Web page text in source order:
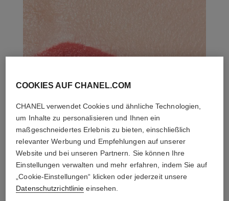
COOKIES AUF CHANEL.COM
CHANEL verwendet Cookies und ähnliche Technologien,
um Inhalte zu personalisieren und Ihnen ein
maßgeschneidertes Erlebnis zu bieten, einschließlich
relevanter Werbung und Empfehlungen auf unserer
Website und bei unseren Partnern. Sie können Ihre
Einstellungen verwalten und mehr erfahren, indem Sie auf
„Cookie-Einstellungen“ klicken oder jederzeit unsere
Datenschutzrichtlinie einsehen.